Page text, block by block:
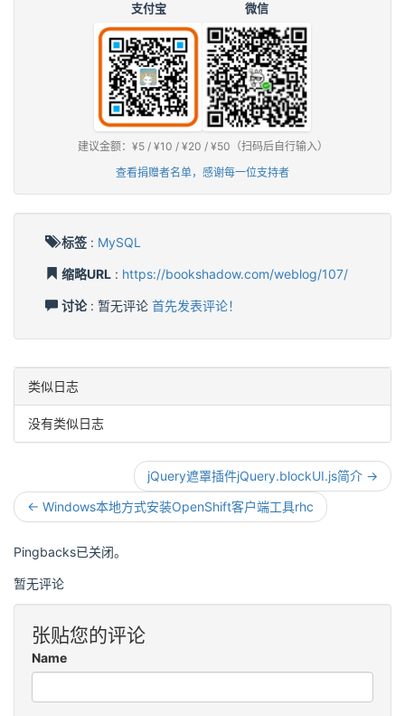
支付宝 微信
建议金额：¥5 / ¥10 / ¥20 / ¥50（扫码后自行输入）
查看捐赠者名单，感谢每一位支持者
标签 : MySQL
缩略URL : https://bookshadow.com/weblog/107/
讨论: 暂无评论 首先发表评论！
类似日志
没有类似日志
jQuery遮罩插件jQuery.blockUI.js简介 →
← Windows本地方式安装OpenShift客户端工具rhc
Pingbacks已关闭。
暂无评论
张贴您的评论
Name